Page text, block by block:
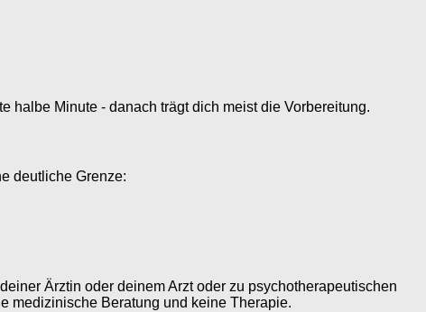
halbe Minute - danach trägt dich meist die Vorbereitung.
deutliche Grenze:
Ärztin oder deinem Arzt oder zu psychotherapeutischen
medizinische Beratung und keine Therapie.